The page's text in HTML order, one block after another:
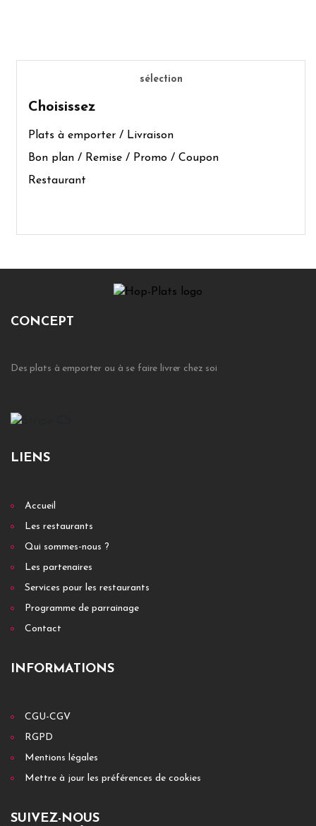
sélection
Choisissez
Plats à emporter / Livraison
Bon plan / Remise / Promo / Coupon
Restaurant
CONCEPT
Des plats à emporter ou à se faire livrer chez soi
LIENS
Accueil
Les restaurants
Qui sommes-nous ?
Les partenaires
Services pour les restaurants
Programme de parrainage
Contact
INFORMATIONS
CGU-CGV
RGPD
Mentions légales
Mettre à jour les préférences de cookies
SUIVEZ-NOUS